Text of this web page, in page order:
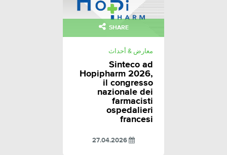
SHARE
معارض & أحداث
Sinteco ad
Hopipharm 2026,
il congresso
nazionale dei
farmacisti
ospedalieri
francesi